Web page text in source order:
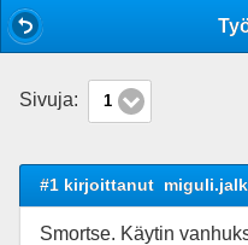
Sivuja: 1
#1 kirjoittanut
Smortse. Käytin